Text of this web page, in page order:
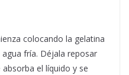
colocando la gelatina
fría. Déjala reposar
el líquido y se